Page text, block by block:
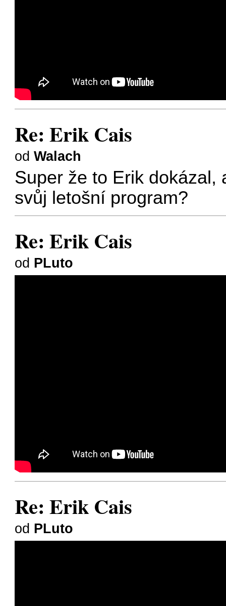
Re: Erik Cais
odWalach
Super že to Erik dokázal,
svůj letošní program?
Re: Erik Cais
od PLuto
Re: Erik Cais
od PLuto